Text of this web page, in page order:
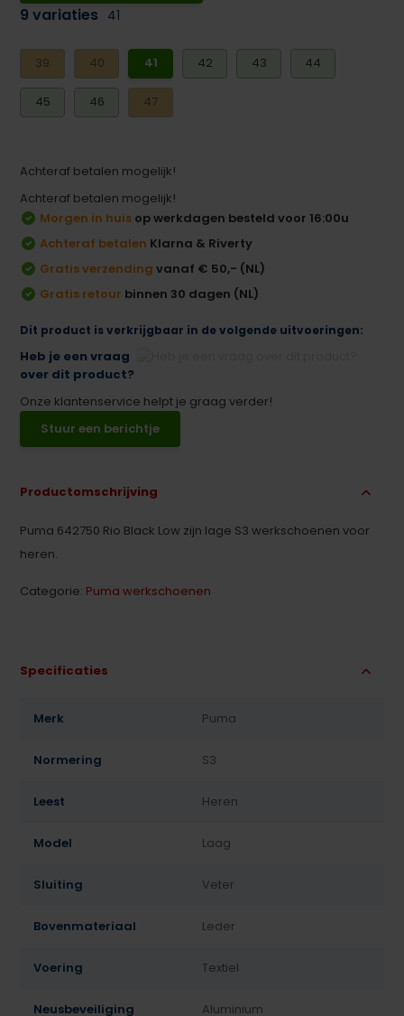
9 variaties 41
39 40 41 42 43 44
45 46 47
Achteraf betalen mogelijk!
Achteraf betalen mogelijk!
Morgen in huis op werkdagen besteld voor 16:00u
Achteraf betalen Klarna & Riverty
Gratis verzending vanaf € 50,- (NL)
Gratis retour binnen 30 dagen (NL)
Dit product is verkrijgbaar in de volgende uitvoeringen:
Heb je een vraag
over dit product?
Onze klantenservice helpt je graag verder!
Stuur een berichtje
Productomschrijving
Puma 642750 Rio Black Low zijn lage S3 werkschoenen voor
heren.
Categorie: Puma werkschoenen
Specificaties
Merk Puma
Normering S3
Leest Heren
Model Laag
Sluiting Veter
Bovenmateriaal Leder
Voering Textiel
Neusbeveiliging Aluminium